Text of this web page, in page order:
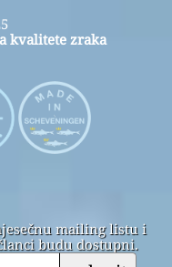
kvalitete zraka
mailing listu i
budu dostupni.